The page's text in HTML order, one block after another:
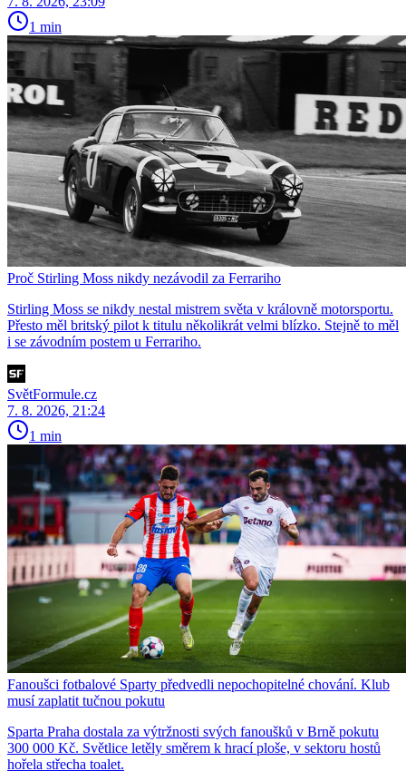
1 min
Proč Stirling Moss nikdy nezávodil za Ferrariho
Stirling Moss se nikdy nestal mistrem světa v královně motorsportu.
Přesto měl britský pilot k titulu několikrát velmi blízko. Stejně to měl
i se závodním postem u Ferrariho.
SvětFormule.cz
7. 8. 2026, 21:24
1 min
Fanoušci fotbalové Sparty předvedli nepochopitelné chování. Klub
musí zaplatit tučnou pokutu
Sparta Praha dostala za výtržnosti svých fanoušků v Brně pokutu
300 000 Kč. Světlice letěly směrem k hrací ploše, v sektoru hostů
hořela střecha toalet.